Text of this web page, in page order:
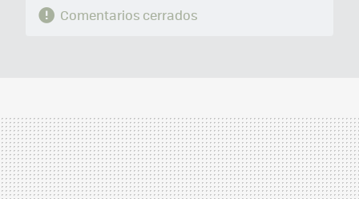
Comentarios cerrados